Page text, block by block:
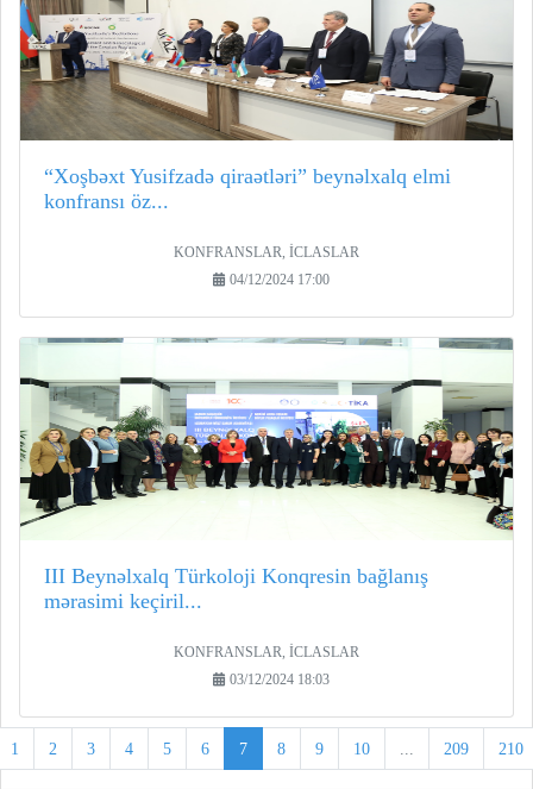
“Xoşbəxt Yusifzadə qiraətləri” beynəlxalq elmi
konfransı öz...
KONFRANSLAR, İCLASLAR
04/12/2024 17:00
III Beynəlxalq Türkoloji Konqresin bağlanış
mərasimi keçiril...
KONFRANSLAR, İCLASLAR
03/12/2024 18:03
1 2 3 4 5 6 7 8 9 10 ... 209 210